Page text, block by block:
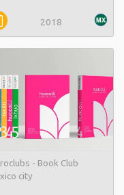
2018
- Book Club
city